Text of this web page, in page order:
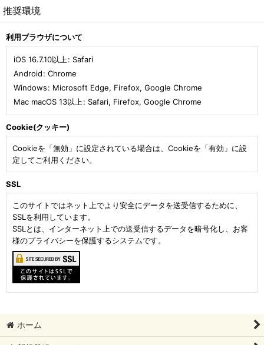
推奨環境
利用ブラウザについて
iOS 16.7.10以上: Safari
Android: Chrome
Windows: Microsoft Edge, Firefox, Google Chrome
Mac macOS 13以上: Safari, Firefox, Google Chrome
Cookie(クッキー)
Cookieを「無効」に設定されている場合は、Cookieを「有効」に設
定してご利用ください。
SSL
このサイトではネット上でより安全にデータを送受信するために、
SSLを利用しています。
SSLとは、インターネット上での送受信するデータを暗号化し、お客
様のプライバシーを保護するシステムです。
ホーム